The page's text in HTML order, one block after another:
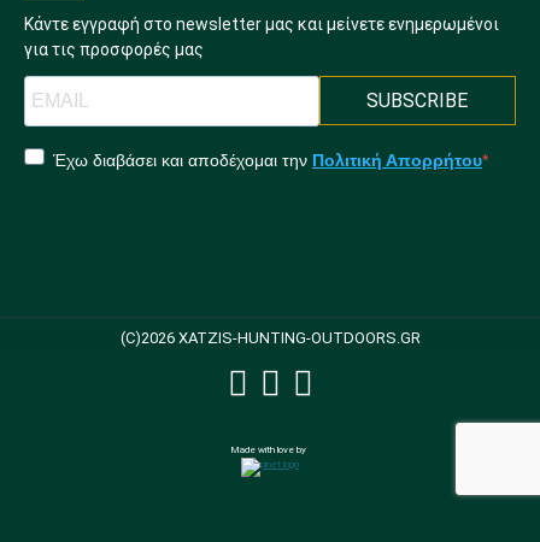
Κάντε εγγραφή στο newsletter μας και μείνετε ενημερωμένοι
για τις προσφορές μας
SUBSCRIBE
Έχω διαβάσει και αποδέχομαι την Πολιτική Απορρήτου
(C)2026 XATZIS-HUNTING-OUTDOORS.GR
Made with love by